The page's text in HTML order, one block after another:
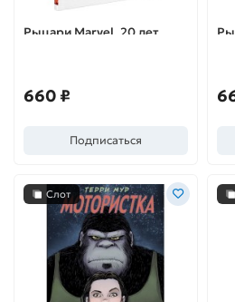
Рыцари Marvel. 20 лет.
660 ₽
Подписаться
Слот